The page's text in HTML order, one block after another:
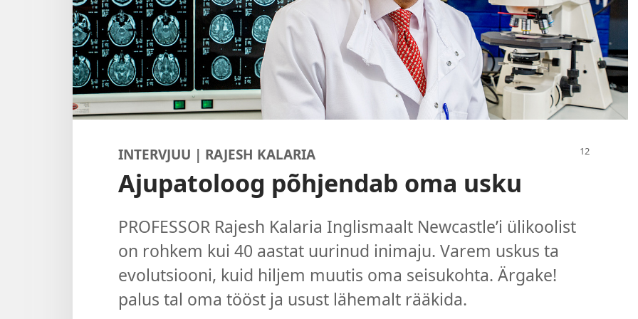
INTERVJUU | RAJESH KALARIA
Ajupatoloog põhjendab oma usku
PROFESSOR Rajesh Kalaria Inglismaalt Newcastle’i ülikoolist
on rohkem kui 40 aastat uurinud inimaju. Varem uskus ta
evolutsiooni, kuid hiljem muutis oma seisukohta. Ärgake!
palus tal oma tööst ja usust lähemalt rääkida.